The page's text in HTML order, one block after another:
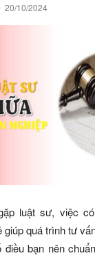
20/10/2024
luật sư, việc
quá trình tư
bạn nên